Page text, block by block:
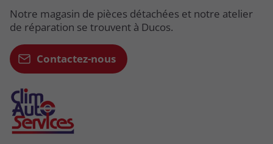
Notre magasin de pièces détachées et notre atelier
de réparation se trouvent à Ducos.
Contactez-nous